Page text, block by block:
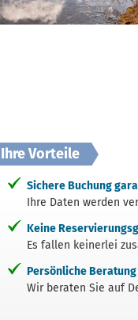
Ihre Vorteile
Sichere Buchung
Ihre Daten werden
Keine
Es fallen keinerlei
Persönliche Beratung
Wir beraten Sie auf